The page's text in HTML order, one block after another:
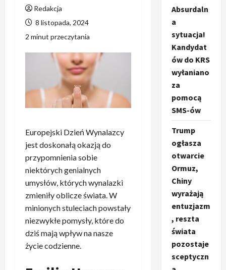
Redakcja
8 listopada, 2024
2 minut przeczytania
Europejski Dzień Wynalazcy
jest doskonałą okazją do
przypomnienia sobie
niektórych genialnych
umysłów, których wynalazki
zmieniły oblicze świata. W
minionych stuleciach powstały
niezwykłe pomysły, które do
dziś mają wpływ na nasze
życie codzienne.
Absurdaln
a
sytuacja!
Kandydat
ów do KRS
wyłaniano
za
pomocą
SMS-ów
Trump
ogłasza
otwarcie
Ormuz,
Chiny
wyrażają
entuzjazm
, reszta
świata
pozostaje
sceptyczn